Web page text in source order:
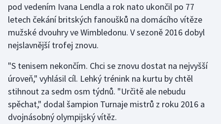
Krasobruslení
Lezení
Moderní pětiboj
Motorsport
pod vedením Ivana Lendla a rok nato ukončil po 77
letech čekání britských fanoušků na domácího vítěze
mužské dvouhry ve Wimbledonu. V sezoně 2016 dobyl
nejslavnější trofej znovu.
"S tenisem nekončím. Chci se znovu dostat na nejvyšší
úroveň," vyhlásil cíl. Lehký trénink na kurtu by chtěl
stihnout za sedm osm týdnů. "Určitě ale nebudu
spěchat," dodal šampion Turnaje mistrů z roku 2016 a
dvojnásobný olympijský vítěz.